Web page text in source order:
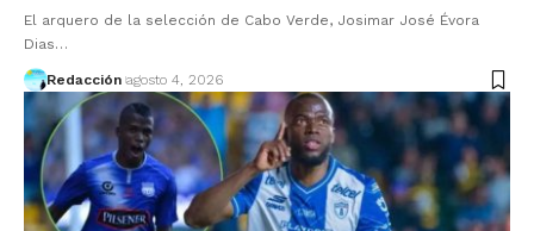
El arquero de la selección de Cabo Verde, Josimar José Évora
Dias…
Redacción agosto 4, 2026